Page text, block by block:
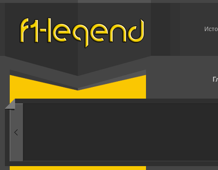
1960-ые